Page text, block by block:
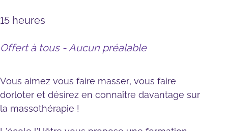
15 heures
Offert à tous - Aucun préalable
Vous aimez vous faire masser, vous faire
dorloter et désirez en connaître davantage sur
la massothérapie !